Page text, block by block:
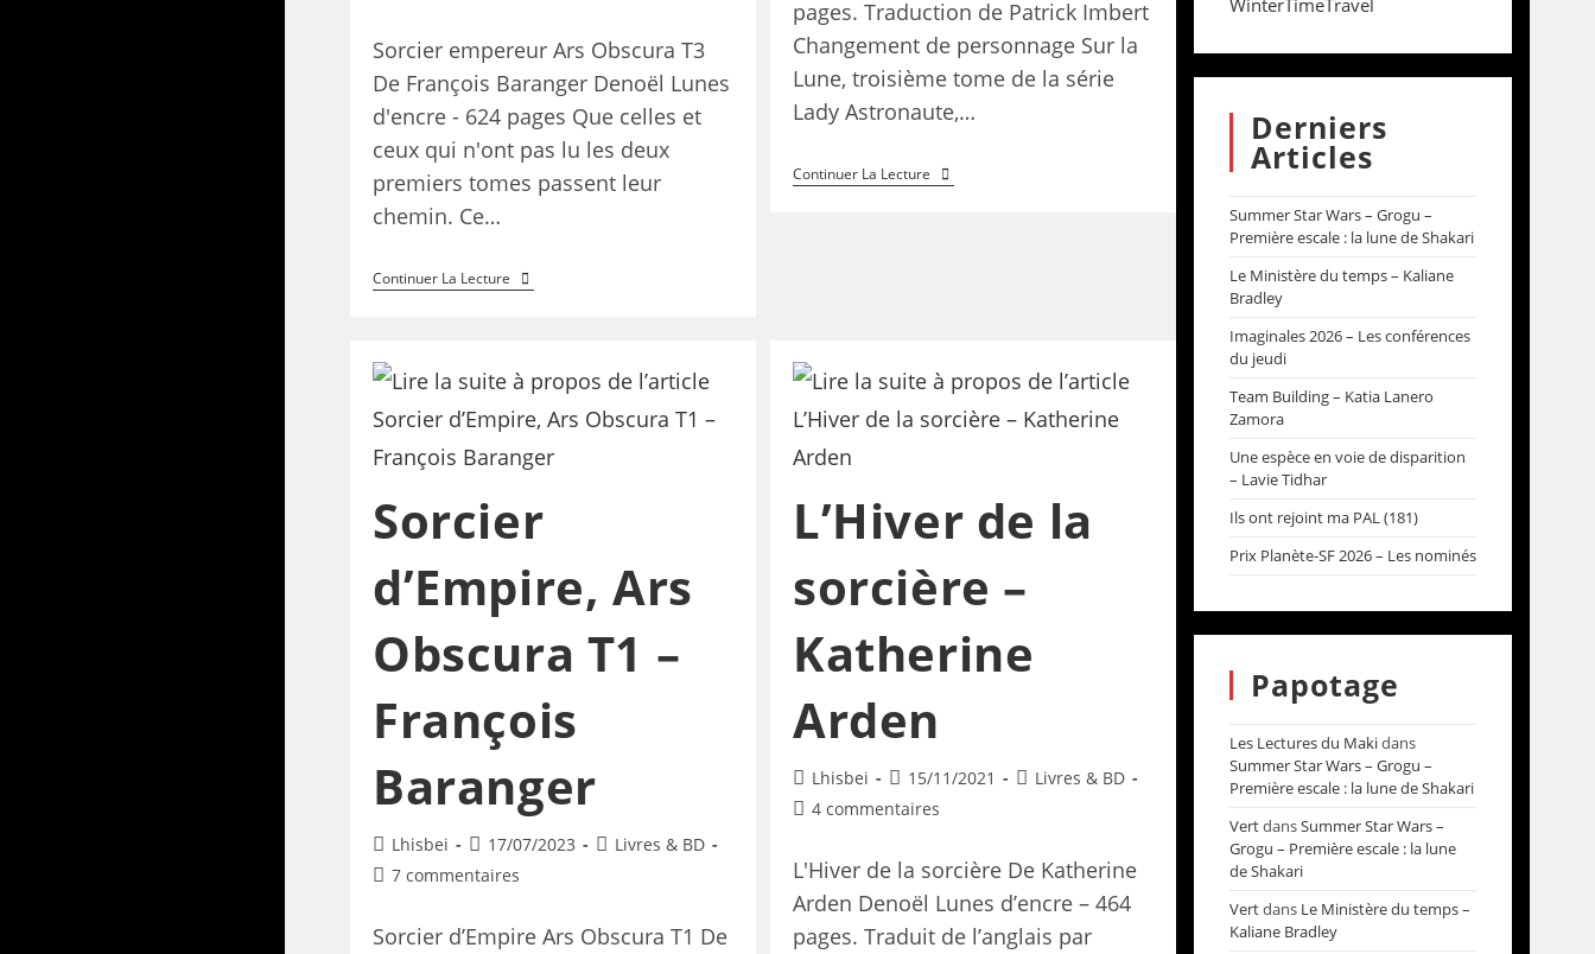
Sorcier empereur Ars Obscura T3
De François Baranger Denoël Lunes
d'encre - 624 pages Que celles et
ceux qui n'ont pas lu les deux
premiers tomes passent leur
chemin. Ce…
Continuer La Lecture
pages. Traduction de Patrick Imbert
Changement de personnage Sur la
Lune, troisième tome de la série
Lady Astronaute,…
Continuer La Lecture
Sorcier
d’Empire, Ars
Obscura T1 –
François
Baranger
Lhisbei 17/07/2023
Livres & BD
7 commentaires
Sorcier d’Empire Ars Obscura T1 De
L’Hiver de la
sorcière –
Katherine
Arden
Lhisbei 15/11/2021
Livres & BD
4 commentaires
L'Hiver de la sorcière De Katherine
Arden Denoël Lunes d’encre – 464
pages. Traduit de l’anglais par
WinterTimeTravel
Derniers
Articles
Summer Star Wars – Grogu –
Première escale : la lune de Shakari
Le Ministère du temps – Kaliane
Bradley
Imaginales 2026 – Les conférences
du jeudi
Team Building – Katia Lanero
Zamora
Une espèce en voie de disparition
– Lavie Tidhar
Ils ont rejoint ma PAL (181)
Prix Planète-SF 2026 – Les nominés
Papotage
Les Lectures du Makidans
Summer Star Wars – Grogu –
Première escale : la lune de Shakari
VertdansSummer Star Wars –
Grogu – Première escale : la lune
de Shakari
Vertdans Le Ministère du temps –
Kaliane Bradley